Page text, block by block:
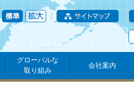
グローバルな
取り組み
会社案内